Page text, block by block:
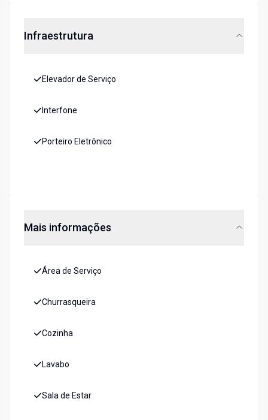
Infraestrutura
Elevador de Serviço
Interfone
Porteiro Eletrônico
Mais informações
Área de Serviço
Churrasqueira
Cozinha
Lavabo
Sala de Estar